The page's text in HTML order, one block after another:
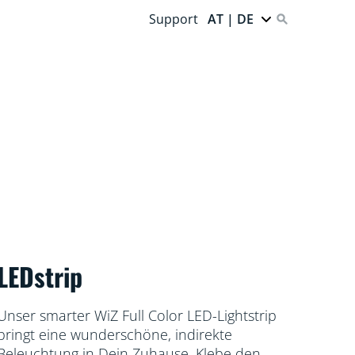
Support AT | DE
smarter WiZ Full Color LED-Lightstrip
eine wunderschöne, indirekte